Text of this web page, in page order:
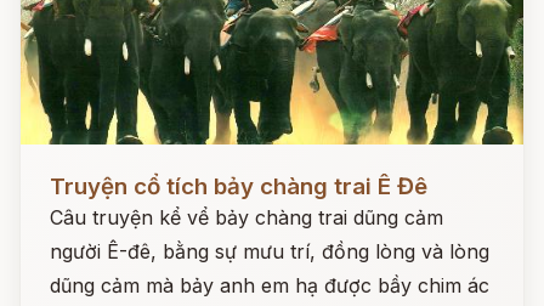
Truyện cổ tích bảy chàng trai Ê Đê
Câu truyện kể vể bảy chàng trai dũng cảm
người Ê-đê, bằng sự mưu trí, đồng lòng và lòng
dũng cảm mà bảy anh em hạ được bầy chim ác